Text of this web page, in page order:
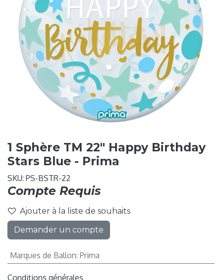
1 Sphère TM 22" Happy Birthday
Stars Blue - Prima
SKU: PS-BSTR-22
Compte Requis
Ajouter à la liste de souhaits
Demander un compte
Marques de Ballon: Prima
Conditions générales